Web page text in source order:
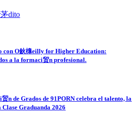
茅dito
con O鈥橰eilly for Higher Education:
a la formaci贸n profesional.
n de Grados de 91PORN celebra el talento, la
Graduanda 2026